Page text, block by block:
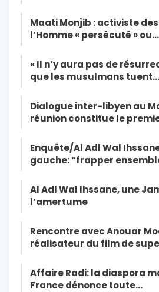
Maati Monjib : activiste
l’Homme « persécuté » ou…
« Il n’y aura pas de
que les musulmans tuent…
Dialogue inter-libyen au
réunion constitue le
Enquête/Al Adl Wal
gauche: “frapper
Al Adl Wal Ihssane, une
l’amertume
Rencontre avec Anouar
réalisateur du film de
Affaire Radi: la diaspora
France dénonce toute…